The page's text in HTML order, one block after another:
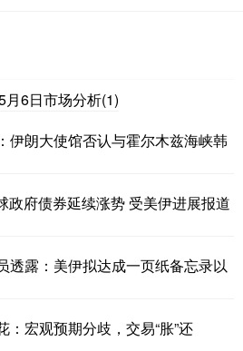
6日市场分析(1)
伊朗大使馆否认与霍尔木兹海峡韩
政府债券延续涨势 受美伊进展报道
透露：美伊拟达成一页纸备忘录以
宏观预期分歧，交易“胀”还